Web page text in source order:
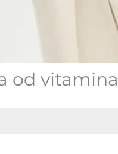
od